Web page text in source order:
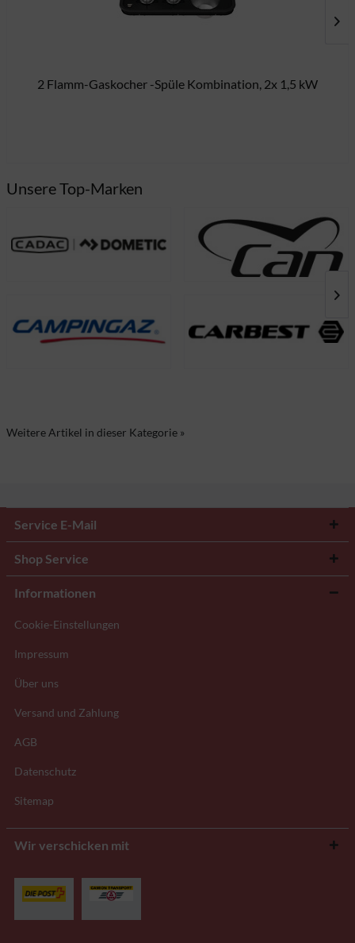
2 Flamm-Gaskocher -Spüle Kombination, 2x 1,5 kW
Unsere Top-Marken
Weitere Artikel in dieser Kategorie »
Service E-Mail
Shop Service
Informationen
Cookie-Einstellungen
Impressum
Über uns
Versand und Zahlung
AGB
Datenschutz
Sitemap
Wir verschicken mit